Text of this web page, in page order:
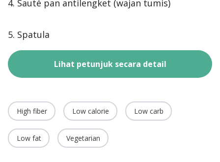
4. Sauté pan antilengket (wajan tumis)
5. Spatula
Lihat petunjuk secara detail
High fiber Low calorie Low carb
Low fat Vegetarian